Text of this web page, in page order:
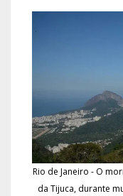
Rio de Janeiro - O
da Tijuca, durante